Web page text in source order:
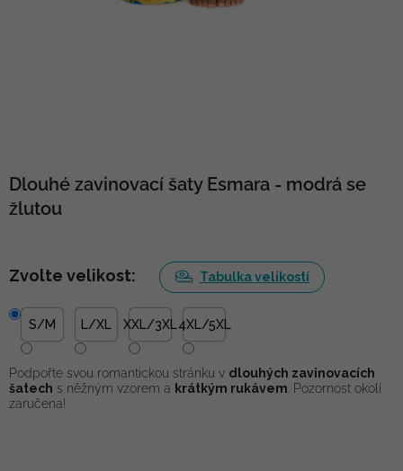
Dlouhé zavinovací šaty Esmara - modrá se
žlutou
Zvolte velikost: Tabulka velikostí
S/M L/XL XXL/3XL 4XL/5XL
Podpořte svou romantickou stránku v dlouhých zavinovacích
šatech s něžným vzorem a krátkým rukávem . Pozornost okolí
zaručena!